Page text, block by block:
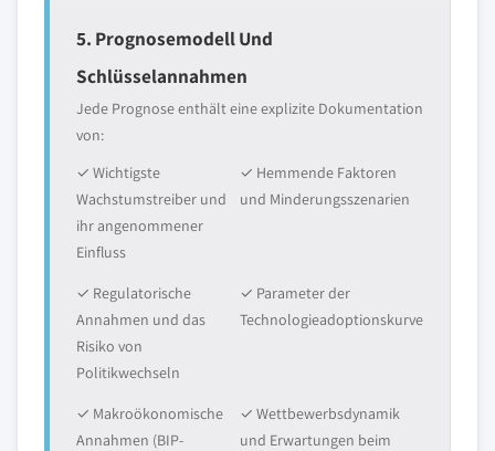
5. Prognosemodell Und
Schlüsselannahmen
Jede Prognose enthält eine explizite Dokumentation
von:
✓ Wichtigste
Wachstumstreiber und
ihr angenommener
Einfluss
✓ Hemmende Faktoren
und Minderungsszenarien
✓ Regulatorische
Annahmen und das
Risiko von
Politikwechseln
✓ Parameter der
Technologieadoptionskurve
✓ Makroökonomische
Annahmen (BIP-
✓ Wettbewerbsdynamik
und Erwartungen beim